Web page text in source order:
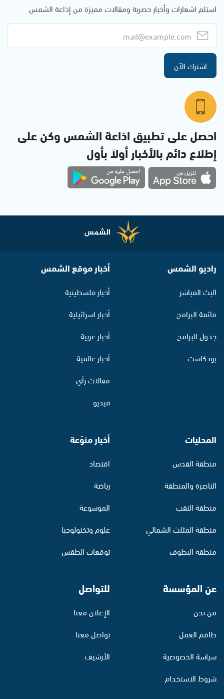
استلم اشعارات وأخبار حصرية ومقالات مميزة من إذاعة الشمس
اشترك الآن
احصل على تطبيق اذاعة الشمس وكن على
إطلاع دائم بالأخبار أولاً بأول
راديو الشمس
البث المباشر
قائمة البرامج
جدول البرامج
بودكاست
أخبار موقع الشمس
أخبار فلسطينية
أخبار اسرائيلية
أخبار عربية
أخبار عالمية
مقالات رأي
فيديو
المحليات
منطقة القدس
الناصرة والمنطقة
منطقة النقب
منطقة المثلث الشمالي
منطقة البطوف
أخبار منوّعة
اقتصاد
رياضة
الموسوعة
علوم وتكنولوجيا
توقعات الطقس
عن المؤسسة
من نحن
طاقم العمل
سياسة الخصوصية
شروط الاستخدام
للتواصل
الإعلان معنا
تواصل معنا
الأرشيف